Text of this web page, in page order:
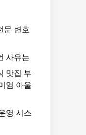
문 변호
사유는
맛집 부
엄 아울
영 시스